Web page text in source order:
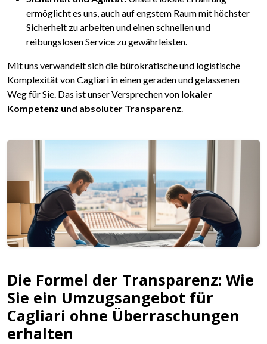
ermöglicht es uns, auch auf engstem Raum mit höchster
Sicherheit zu arbeiten und einen schnellen und
reibungslosen Service zu gewährleisten.
Mit uns verwandelt sich die bürokratische und logistische
Komplexität von Cagliari in einen geraden und gelassenen
Weg für Sie. Das ist unser Versprechen von lokaler
Kompetenz und absoluter Transparenz.
Die Formel der Transparenz: Wie
Sie ein Umzugsangebot für
Cagliari ohne Überraschungen
erhalten